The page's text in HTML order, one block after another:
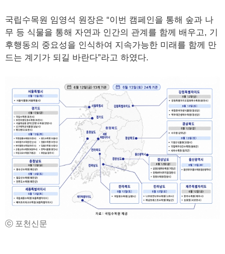
국립수목원 임영석 원장은 “이번 캠페인을 통해 숲과 나
무 등 식물을 통해 자연과 인간의 관계를 함께 배우고, 기
후행동의 중요성을 인식하여 지속가능한 미래를 함께 만
드는 계기가 되길 바란다”라고 하였다.
ⓒ 포천신문